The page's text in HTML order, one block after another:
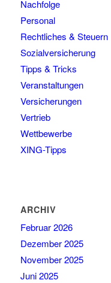
Nachfolge
Personal
Rechtliches & Steuern
Sozialversicherung
Tipps & Tricks
Veranstaltungen
Versicherungen
Vertrieb
Wettbewerbe
XING-Tipps
ARCHIV
Februar 2026
Dezember 2025
November 2025
Juni 2025